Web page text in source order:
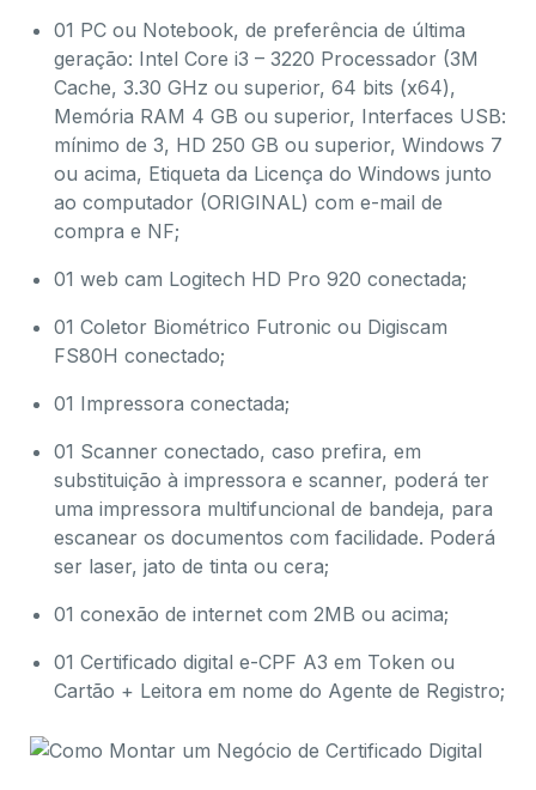
01 PC ou Notebook, de preferência de última
geração: Intel Core i3 – 3220 Processador (3M
Cache, 3.30 GHz ou superior, 64 bits (x64),
Memória RAM 4 GB ou superior, Interfaces USB:
mínimo de 3, HD 250 GB ou superior, Windows 7
ou acima, Etiqueta da Licença do Windows junto
ao computador (ORIGINAL) com e-mail de
compra e NF;
01 web cam Logitech HD Pro 920 conectada;
01 Coletor Biométrico Futronic ou Digiscam
FS80H conectado;
01 Impressora conectada;
01 Scanner conectado, caso prefira, em
substituição à impressora e scanner, poderá ter
uma impressora multifuncional de bandeja, para
escanear os documentos com facilidade. Poderá
ser laser, jato de tinta ou cera;
01 conexão de internet com 2MB ou acima;
01 Certificado digital e-CPF A3 em Token ou
Cartão + Leitora em nome do Agente de Registro;